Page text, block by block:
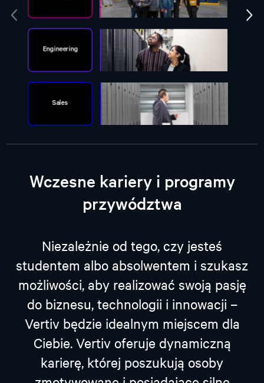
Wczesne kariery i programy
przywództwa
Niezależnie od tego, czy jesteś
studentem albo absolwentem i szukasz
możliwości, aby realizować swoją pasję
do biznesu, technologii i innowacji –
Vertiv będzie idealnym miejscem dla
Ciebie. Vertiv oferuje dynamiczną
karierę, której poszukują osoby